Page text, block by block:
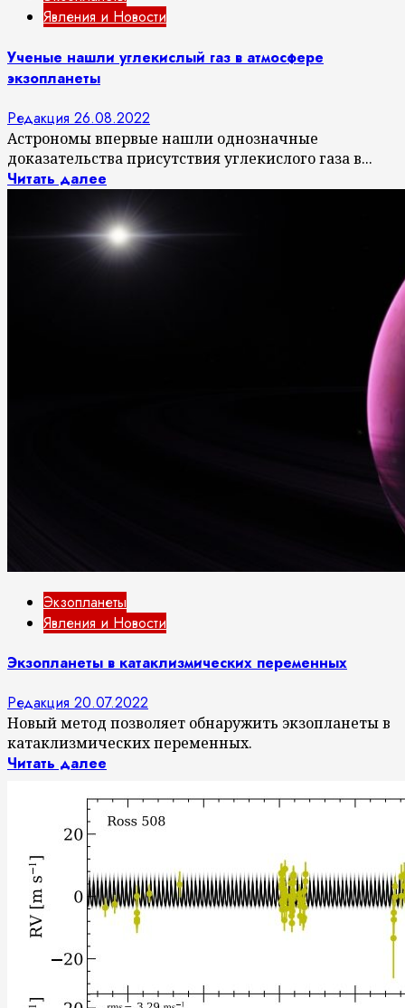
Явления и Новости
Ученые нашли углекислый газ в атмосфере
экзопланеты
Редакция 26.08.2022
Астрономы впервые нашли однозначные
доказательства присутствия углекислого газа в...
Читать далее
Экзопланеты
Явления и Новости
Экзопланеты в катаклизмических переменных
Редакция 20.07.2022
Новый метод позволяет обнаружить экзопланеты в
катаклизмических переменных.
Читать далее